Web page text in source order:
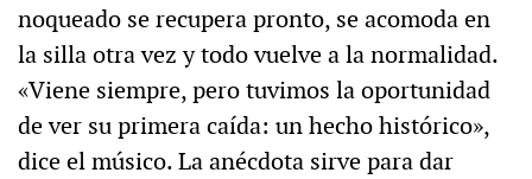
noqueado se recupera pronto, se acomoda en
la silla otra vez y todo vuelve a la normalidad.
«Viene siempre, pero tuvimos la oportunidad
de ver su primera caída: un hecho histórico»,
dice el músico. La anécdota sirve para dar